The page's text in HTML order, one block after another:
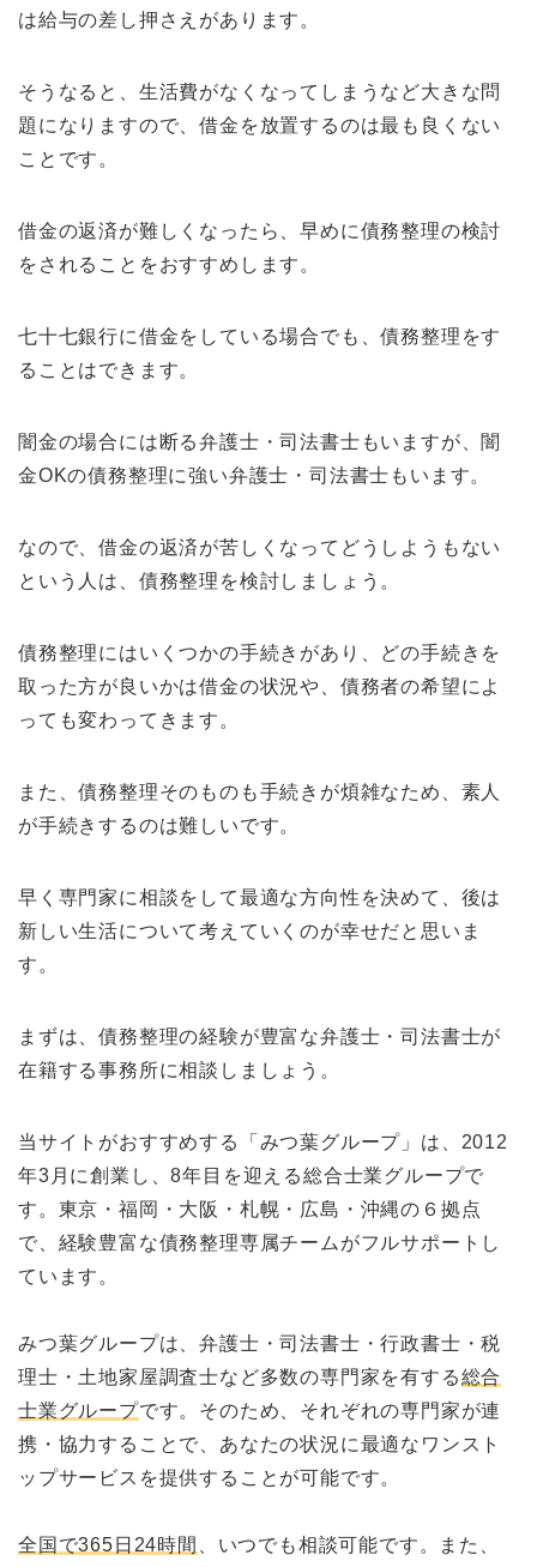
は給与の差し押さえがあります。
そうなると、生活費がなくなってしまうなど大きな問
題になりますので、借金を放置するのは最も良くない
ことです。
借金の返済が難しくなったら、早めに債務整理の検討
をされることをおすすめします。
七十七銀行に借金をしている場合でも、債務整理をす
ることはできます。
闇金の場合には断る弁護士・司法書士もいますが、闇
金OKの債務整理に強い弁護士・司法書士もいます。
なので、借金の返済が苦しくなってどうしようもない
という人は、債務整理を検討しましょう。
債務整理にはいくつかの手続きがあり、どの手続きを
取った方が良いかは借金の状況や、債務者の希望によ
っても変わってきます。
また、債務整理そのものも手続きが煩雑なため、素人
が手続きするのは難しいです。
早く専門家に相談をして最適な方向性を決めて、後は
新しい生活について考えていくのが幸せだと思いま
す。
まずは、債務整理の経験が豊富な弁護士・司法書士が
在籍する事務所に相談しましょう。
当サイトがおすすめする「みつ葉グループ」は、2012
年3月に創業し、8年目を迎える総合士業グループで
す。東京・福岡・大阪・札幌・広島・沖縄の６拠点
で、経験豊富な債務整理専属チームがフルサポートし
ています。
みつ葉グループは、弁護士・司法書士・行政書士・税
理士・土地家屋調査士など多数の専門家を有する総合
士業グループです。そのため、それぞれの専門家が連
携・協力することで、あなたの状況に最適なワンスト
ップサービスを提供することが可能です。
全国で365日24時間
、いつでも相談可能です。また、